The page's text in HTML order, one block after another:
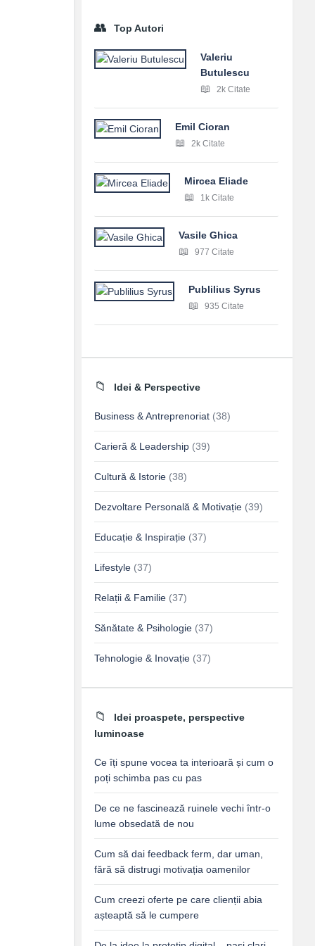
Top Autori
Valeriu
Butulescu
2k Citate
Emil Cioran
2k Citate
Mircea Eliade
1k Citate
Vasile Ghica
977 Citate
Publilius Syrus
935 Citate
Idei & Perspective
Business & Antreprenoriat (38)
Carieră & Leadership (39)
Cultură & Istorie (38)
Dezvoltare Personală & Motivație (39)
Educație & Inspirație (37)
Lifestyle (37)
Relații & Familie (37)
Sănătate & Psihologie (37)
Tehnologie & Inovație (37)
Idei proaspete, perspective
luminoase
Ce îți spune vocea ta interioară și cum o
poți schimba pas cu pas
De ce ne fascinează ruinele vechi într-o
lume obsedată de nou
Cum să dai feedback ferm, dar uman,
fără să distrugi motivația oamenilor
Cum creezi oferte pe care clienții abia
așteaptă să le cumpere